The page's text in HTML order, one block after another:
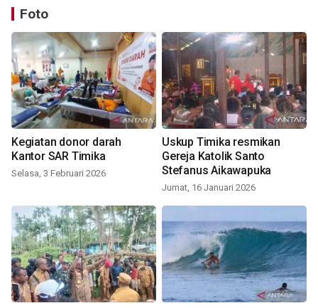
Foto
Kegiatan donor darah
Kantor SAR Timika
Selasa, 3 Februari 2026
Uskup Timika resmikan
Gereja Katolik Santo
Stefanus Aikawapuka
Jumat, 16 Januari 2026